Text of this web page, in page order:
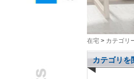
在宅 > カテゴリ
カテゴリを